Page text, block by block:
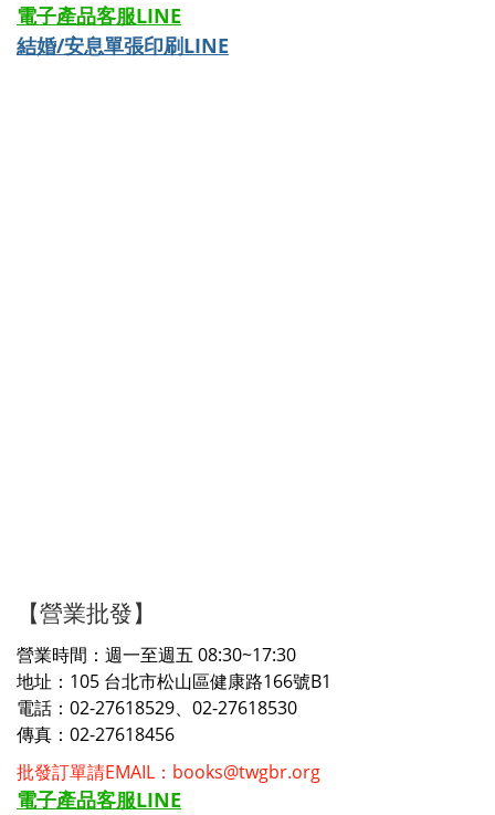
電子產品客服LINE
結婚/安息單張印刷LINE
【營業批發】
營業時間：週一至週五 08:30~17:30
地址：105 台北市松山區健康路166號B1
電話：02-27618529、02-27618530
傳真：02-27618456
批發訂單請EMAIL：books@twgbr.org
電子產品客服LINE